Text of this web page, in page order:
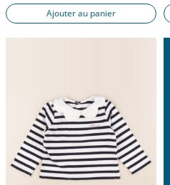
Ajouter au panier